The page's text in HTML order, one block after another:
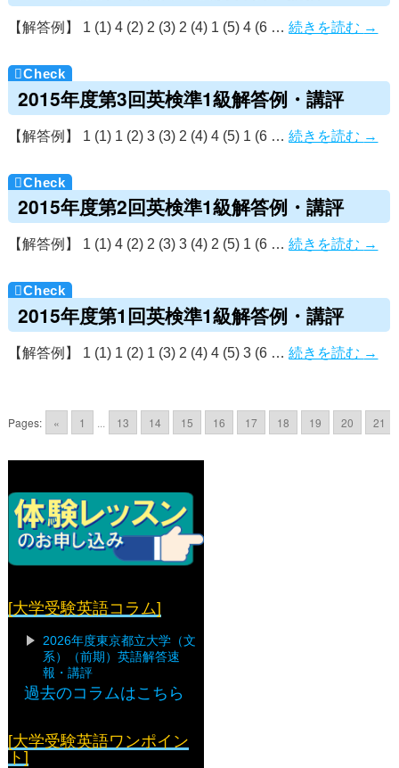
【解答例】 1 (1) 4 (2) 2 (3) 2 (4) 1 (5) 4 (6 …続きを読む →
2015年度第3回英検準1級解答例・講評
【解答例】 1 (1) 1 (2) 3 (3) 2 (4) 4 (5) 1 (6 …続きを読む →
2015年度第2回英検準1級解答例・講評
【解答例】 1 (1) 4 (2) 2 (3) 3 (4) 2 (5) 1 (6 …続きを読む →
2015年度第1回英検準1級解答例・講評
【解答例】 1 (1) 1 (2) 1 (3) 2 (4) 4 (5) 3 (6 …続きを読む →
Pages: « 1 13 14 15 16 17 18 19 20 21
[大学受験英語コラム]
2026年度東京都立大学（文
系）（前期）英語解答速
報・講評
過去のコラムはこちら
[大学受験英語ワンポイン
ト]